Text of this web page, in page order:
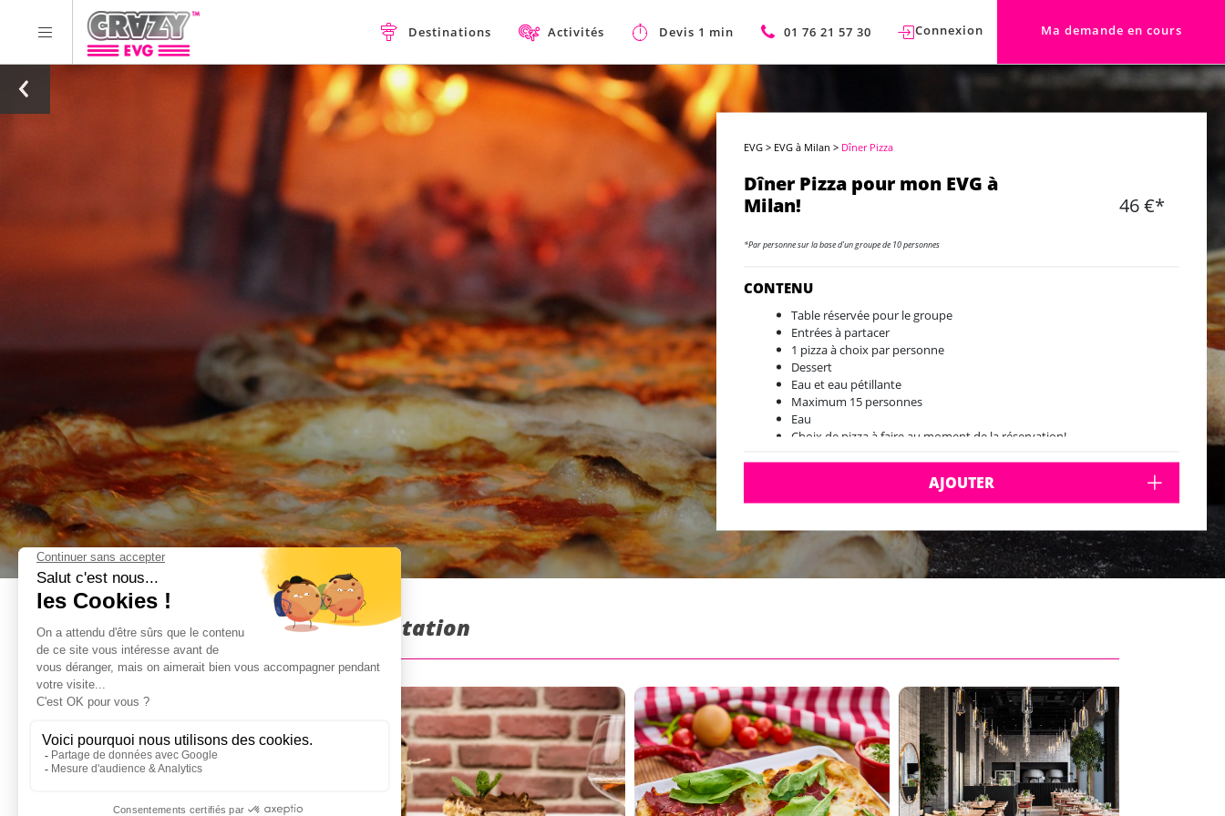
Destinations Activités Devis 1 min 01 76 21 57 30 Connexion Ma demande en cours
EVG > EVG à Milan > Dîner Pizza
Dîner Pizza pour mon EVG à
Milan!
46 €*
*Par personne sur la base d'un groupe de 10 personnes
CONTENU
Table réservée pour le groupe
Entrées à partacer
1 pizza à choix par personne
Dessert
Eau et eau pétillante
Maximum 15 personnes
Eau
Choix de pizza à faire au moment de la réservation!
AJOUTER
Dîner Pizza à Milan : Présentation